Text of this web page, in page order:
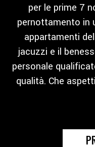
per le prime 7
pernottamento in
appartamenti
jacuzzi e il
personale
qualità. Che